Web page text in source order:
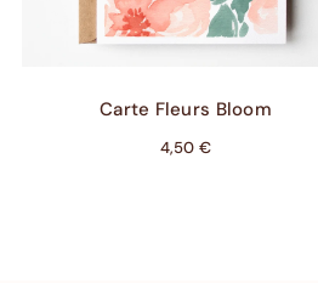
Carte Fleurs Bloom
4,50€